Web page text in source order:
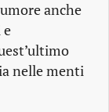
anche
e
nelle menti